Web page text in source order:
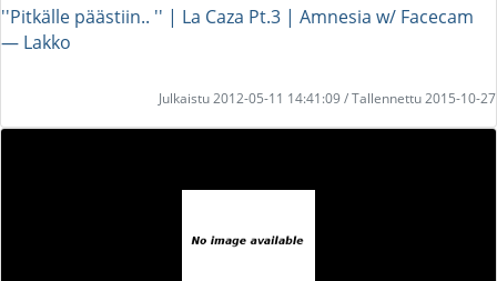
''Pitkälle päästiin.. '' | La Caza Pt.3 | Amnesia w/ Facecam
― Lakko
Julkaistu 2012-05-11 14:41:09 / Tallennettu 2015-10-27